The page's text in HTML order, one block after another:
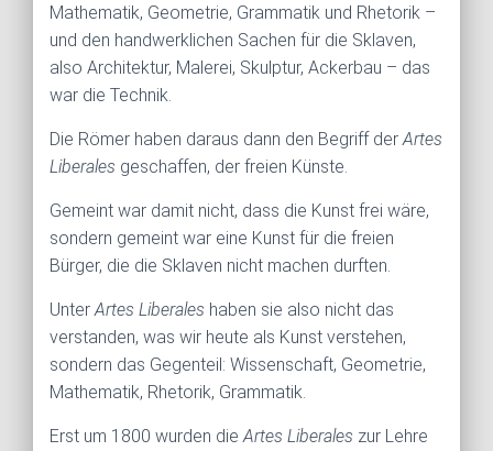
Mathematik, Geometrie, Grammatik und Rhetorik –
und den handwerklichen Sachen für die Sklaven,
also Architektur, Malerei, Skulptur, Ackerbau – das
war die Technik.
Die Römer haben daraus dann den Begriff der Artes
Liberales geschaffen, der freien Künste.
Gemeint war damit nicht, dass die Kunst frei wäre,
sondern gemeint war eine Kunst für die freien
Bürger, die die Sklaven nicht machen durften.
Unter Artes Liberales haben sie also nicht das
verstanden, was wir heute als Kunst verstehen,
sondern das Gegenteil: Wissenschaft, Geometrie,
Mathematik, Rhetorik, Grammatik.
Erst um 1800 wurden die Artes Liberales zur Lehre